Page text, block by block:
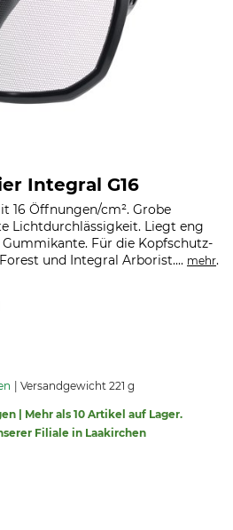
Integral G16
16 Öffnungen/cm². Grobe
Lichtdurchlässigkeit. Liegt eng
Für die Kopfschutz-
und Integral Arborist.... mehr.
Versandgewicht 221 g
| Mehr als 10 Artikel auf Lager.
Filiale in Laakirchen